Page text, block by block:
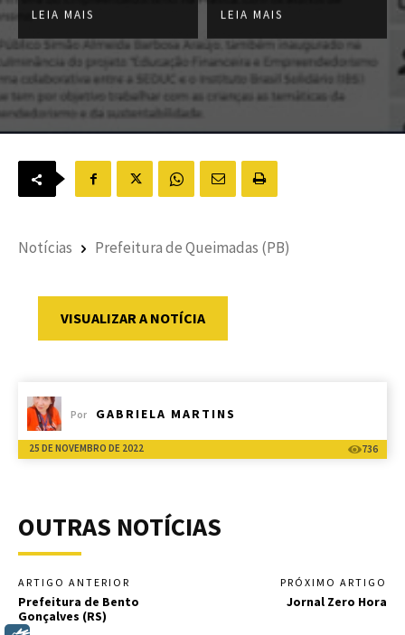
LEIA MAIS LEIA MAIS
Notícias Prefeitura de Queimadas (PB)
VISUALIZAR A NOTÍCIA
Por GABRIELA MARTINS
25 DE NOVEMBRO DE 2022 736
OUTRAS NOTÍCIAS
ARTIGO ANTERIOR
Prefeitura de Bento
Gonçalves (RS)
PRÓXIMO ARTIGO
Jornal Zero Hora